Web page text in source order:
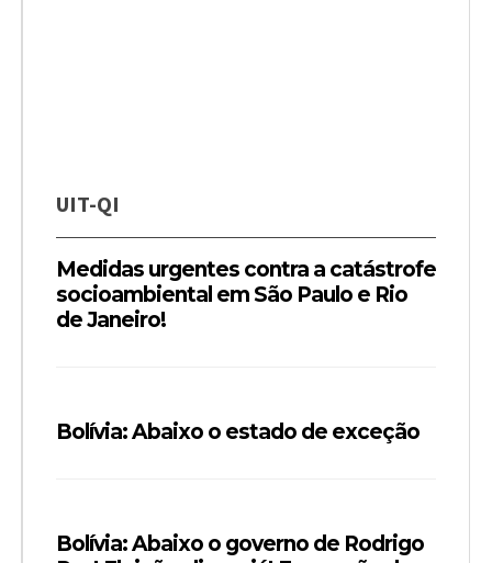
UIT-QI
Medidas urgentes contra a catástrofe
socioambiental em São Paulo e Rio
de Janeiro!
Bolívia: Abaixo o estado de exceção
Bolívia: Abaixo o governo de Rodrigo